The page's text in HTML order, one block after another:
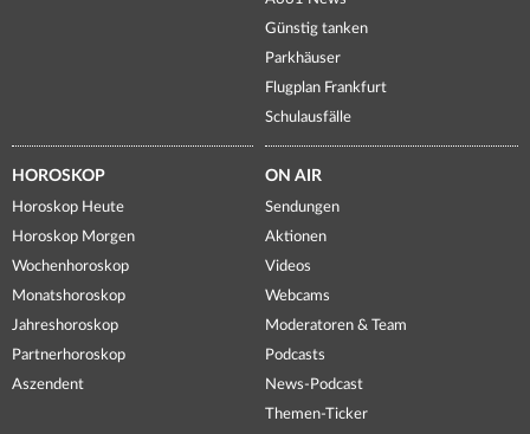
Günstig tanken
Parkhäuser
Flugplan Frankfurt
Schulausfälle
HOROSKOP
Horoskop Heute
Horoskop Morgen
Wochenhoroskop
Monatshoroskop
Jahreshoroskop
Partnerhoroskop
Aszendent
ON AIR
Sendungen
Aktionen
Videos
Webcams
Moderatoren & Team
Podcasts
News-Podcast
Themen-Ticker